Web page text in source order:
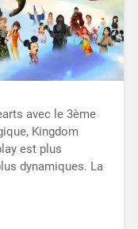
avec le 3ème
Kingdom
est plus
dynamiques. La